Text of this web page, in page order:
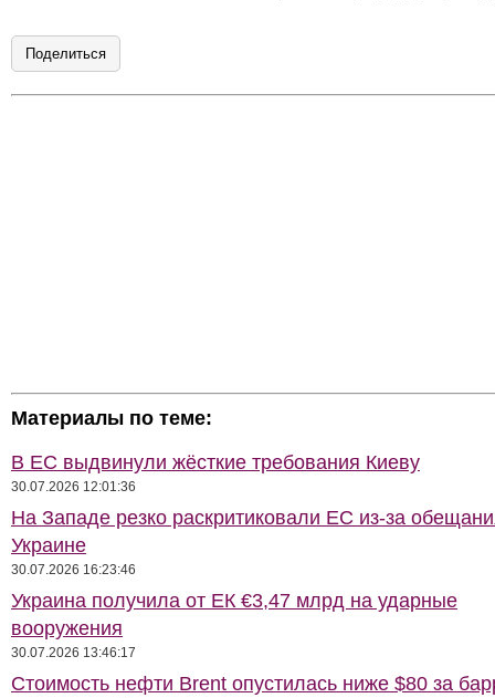
Поделиться
Материалы по теме:
В ЕС выдвинули жёсткие требования Киеву
30.07.2026 12:01:36
На Западе резко раскритиковали ЕС из-за
Украине
30.07.2026 16:23:46
Украина получила от ЕК €3,47 млрд на ударные
вооружения
30.07.2026 13:46:17
Стоимость нефти Brent опустилась ниже $80 за